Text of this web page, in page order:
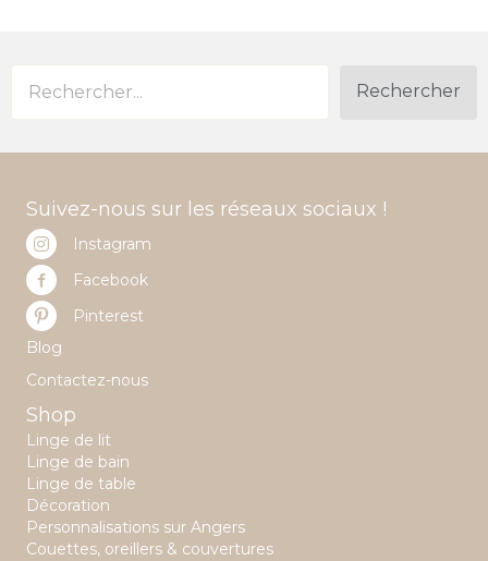
Rechercher
Suivez-nous sur les réseaux sociaux !
Instagram
Facebook
Pinterest
Blog
Contactez-nous
Shop
Linge de lit
Linge de bain
Linge de table
Décoration
Personnalisations sur Angers
Couettes, oreillers & couvertures